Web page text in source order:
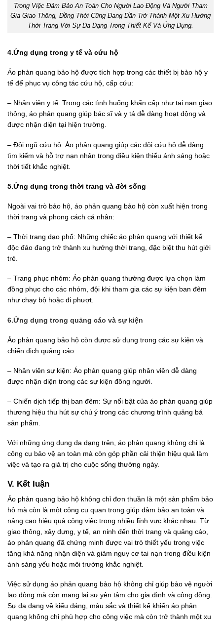
Trong Việc Đảm Bảo An Toàn Cho Người Lao Động Và Người Tham
Gia Giao Thông, Đồng Thời Cũng Đang Dần Trở Thành Một Xu Hướng
Thời Trang Với Sự Đa Dạng Trong Thiết Kế Và Ứng Dụng.
4.Ứng dụng trong y tế và cứu hộ
Áo phản quang bảo hộ được tích hợp trong các thiết bị bảo hộ y
tế để phục vụ công tác cứu hộ, cấp cứu:
– Nhân viên y tế: Trong các tình huống khẩn cấp như tai nạn giao
thông, áo phản quang giúp bác sĩ và y tá dễ dàng hoạt động và
được nhận diện tại hiện trường.
– Đội ngũ cứu hộ: Áo phản quang giúp các đội cứu hộ dễ dàng
tìm kiếm và hỗ trợ nạn nhân trong điều kiện thiếu ánh sáng hoặc
thời tiết khắc nghiệt.
5.Ứng dụng trong thời trang và đời sống
Ngoài vai trò bảo hộ, áo phản quang bảo hộ còn xuất hiện trong
thời trang và phong cách cá nhân:
– Thời trang dạo phố: Những chiếc áo phản quang với thiết kế
độc đáo đang trở thành xu hướng thời trang, đặc biệt thu hút giới
trẻ.
– Trang phục nhóm: Áo phản quang thường được lựa chọn làm
đồng phục cho các nhóm, đội khi tham gia các sự kiện ban đêm
như chạy bộ hoặc đi phượt.
6.Ứng dụng trong quảng cáo và sự kiện
Áo phản quang bảo hộ còn được sử dụng trong các sự kiện và
chiến dịch quảng cáo:
– Nhân viên sự kiện: Áo phản quang giúp nhân viên dễ dàng
được nhận diện trong các sự kiện đông người.
– Chiến dịch tiếp thị ban đêm: Sự nổi bật của áo phản quang giúp
thương hiệu thu hút sự chú ý trong các chương trình quảng bá
sản phẩm.
Với những ứng dụng đa dạng trên, áo phản quang không chỉ là
công cụ bảo vệ an toàn mà còn góp phần cải thiện hiệu quả làm
việc và tạo ra giá trị cho cuộc sống thường ngày.
V. Kết luận
Áo phản quang bảo hộ không chỉ đơn thuần là một sản phẩm bảo
hộ mà còn là một công cụ quan trọng giúp đảm bảo an toàn và
nâng cao hiệu quả công việc trong nhiều lĩnh vực khác nhau. Từ
giao thông, xây dựng, y tế, an ninh đến thời trang và quảng cáo,
áo phản quang đã chứng minh được vai trò thiết yếu trong việc
tăng khả năng nhận diện và giảm nguy cơ tai nạn trong điều kiện
ánh sáng yếu hoặc môi trường khắc nghiệt.
Việc sử dụng áo phản quang bảo hộ không chỉ giúp bảo vệ người
lao động mà còn mang lại sự yên tâm cho gia đình và cộng đồng.
Sự đa dạng về kiểu dáng, màu sắc và thiết kế khiến áo phản
quang không chỉ phù hợp cho công việc mà còn trở thành một xu